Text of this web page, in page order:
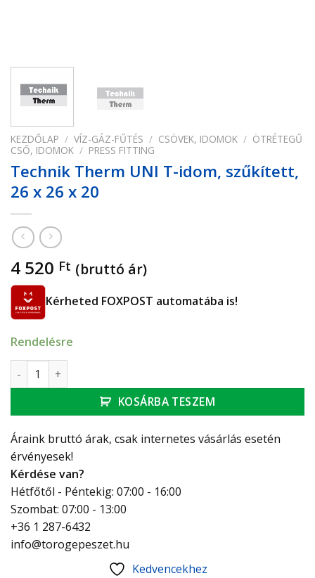
KEZDŐLAP / VÍZ-GÁZ-FŰTÉS / CSÖVEK, IDOMOK / ÖTRÉTEGŰ
CSŐ, IDOMOK / PRESS FITTING
Technik Therm UNI T-idom, szűkített,
26 x 26 x 20
4 520 Ft (bruttó ár)
Kérheted FOXPOST automatába is!
Rendelésre
Technik Therm UNI T-idom, szűkített, 26 x 26 x 20
KOSÁRBA TESZEM
Áraink bruttó árak, csak internetes vásárlás esetén
érvényesek!
Kérdése van?
Hétfőtől - Péntekig: 07:00 - 16:00
Szombat: 07:00 - 13:00
+36 1 287-6432
info@torogepeszet.hu
Kedvencekhez